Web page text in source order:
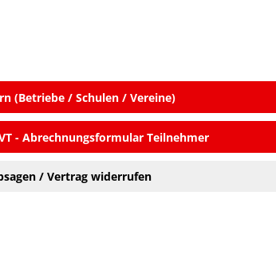
(Betriebe / Schulen / Vereine)
- Abrechnungsformular Teilnehmer
/ Vertrag widerrufen